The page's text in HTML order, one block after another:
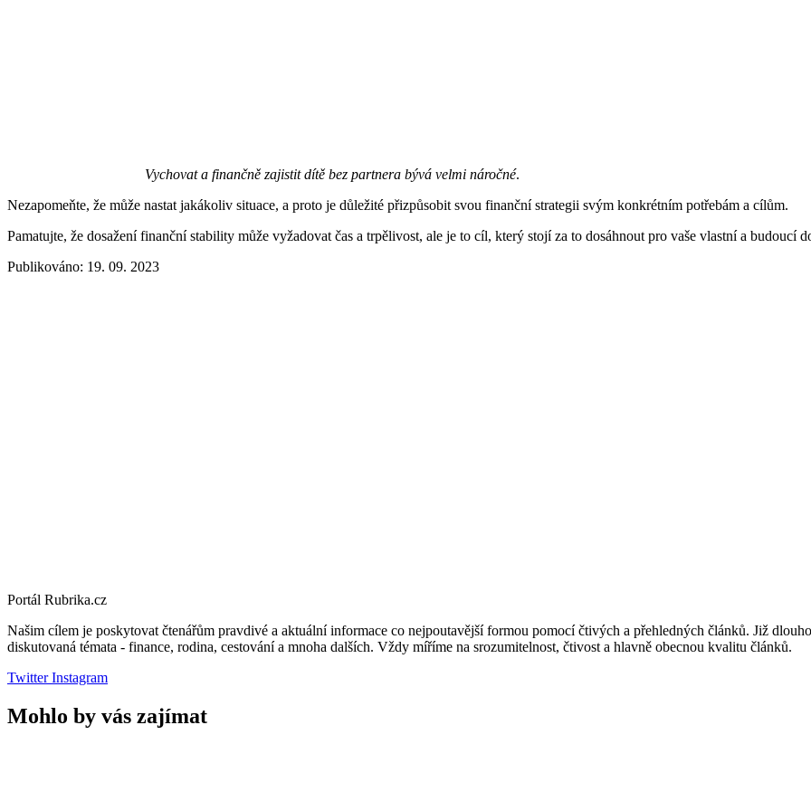
Vychovat a finančně zajistit dítě bez partnera bývá velmi náročné.
Nezapomeňte, že může nastat jakákoliv situace, a proto je důležité přizpůsobit svou finanční strategii svým konkrétním potřebám a cílům.
Pamatujte, že dosažení finanční stability může vyžadovat čas a trpělivost, ale je to cíl, který stojí za to dosáhnout pro vaše vlastní a budoucí
Publikováno: 19. 09. 2023
Portál Rubrika.cz
Našim cílem je poskytovat čtenářům pravdivé a aktuální informace co nejpoutavější formou pomocí čtivých a přehledných článků. Již
diskutovaná témata - finance, rodina, cestování a mnoha dalších. Vždy míříme na srozumitelnost, čtivost a hlavně obecnou kvalitu článků.
TwitterInstagram
Mohlo by vás zajímat